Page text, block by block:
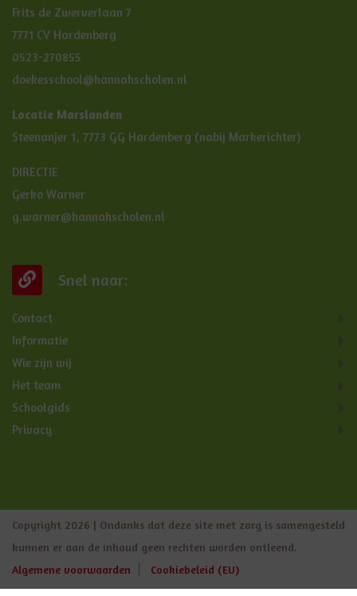
Frits de Zwerverlaan 7
7771 CV Hardenberg
0523-270855
doekesschool@hannahscholen.nl
Locatie Marslanden
Steenanjer 1, 7773 GG Hardenberg (nabij Markerichter)
DIRECTIE
Gerko Warner
g.warner@hannahscholen.nl
Snel naar:
Contact
Informatie
Wie zijn wij
Het team
Schoolgids
Privacy
Copyright 2026 | Ondanks dat deze site met zorg is samengesteld
kunnen er aan de inhoud geen rechten worden ontleend.
Algemene voorwaarden
Cookiebeleid (EU)